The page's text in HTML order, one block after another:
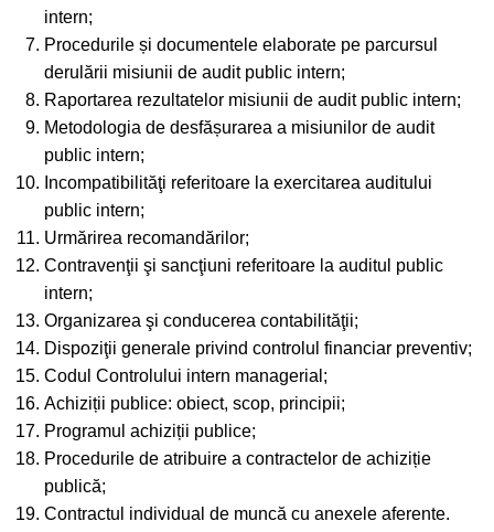
intern;
Procedurile și documentele elaborate pe parcursul
derulării misiunii de audit public intern;
Raportarea rezultatelor misiunii de audit public intern;
Metodologia de desfășurarea a misiunilor de audit
public intern;
Incompatibilităţi referitoare la exercitarea auditului
public intern;
Urmărirea recomandărilor;
Contravenţii şi sancţiuni referitoare la auditul public
intern;
Organizarea şi conducerea contabilităţii;
Dispoziţii generale privind controlul financiar preventiv;
Codul Controlului intern managerial;
Achiziții publice: obiect, scop, principii;
Programul achiziții publice;
Procedurile de atribuire a contractelor de achiziție
publică;
Contractul individual de muncă cu anexele aferente.